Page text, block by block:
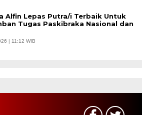
Alfin Lepas Putra/i Terbaik Untuk
Tugas Paskibraka Nasional dan
| 11:12 WIB